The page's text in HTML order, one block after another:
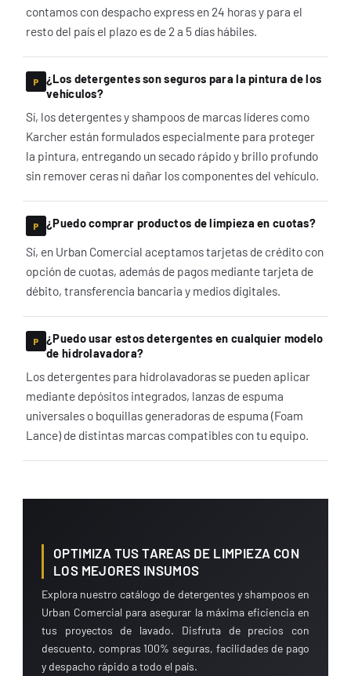
contamos con despacho express en 24 horas y para el
resto del país el plazo es de 2 a 5 días hábiles.
¿Los detergentes son seguros para la pintura de los
vehículos?
Sí, los detergentes y shampoos de marcas líderes como
Karcher están formulados especialmente para proteger
la pintura, entregando un secado rápido y brillo profundo
sin remover ceras ni dañar los componentes del vehículo.
¿Puedo comprar productos de limpieza en cuotas?
Sí, en Urban Comercial aceptamos tarjetas de crédito con
opción de cuotas, además de pagos mediante tarjeta de
débito, transferencia bancaria y medios digitales.
¿Puedo usar estos detergentes en cualquier modelo
de hidrolavadora?
Los detergentes para hidrolavadoras se pueden aplicar
mediante depósitos integrados, lanzas de espuma
universales o boquillas generadoras de espuma (Foam
Lance) de distintas marcas compatibles con tu equipo.
OPTIMIZA TUS TAREAS DE LIMPIEZA CON
LOS MEJORES INSUMOS
Explora nuestro catálogo de detergentes y shampoos en
Urban Comercial para asegurar la máxima eficiencia en
tus proyectos de lavado. Disfruta de precios con
descuento, compras 100% seguras, facilidades de pago
y despacho rápido a todo el país.